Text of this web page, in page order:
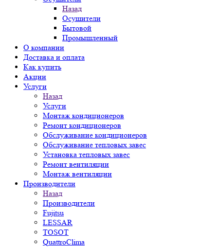
Назад
Осушители
Бытовой
Промышленный
О компании
Доставка и оплата
Как купить
Акции
Услуги
Назад
Услуги
Монтаж кондиционеров
Ремонт кондиционеров
Обслуживание кондиционеров
Обслуживание тепловых завес
Установка тепловых завес
Ремонт вентиляции
Монтаж вентиляции
Производители
Назад
Производители
Fujitsu
LESSAR
TOSOT
QuattroClima